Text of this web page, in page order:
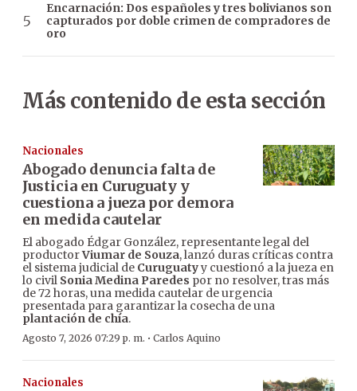
Encarnación: Dos españoles y tres bolivianos son
capturados por doble crimen de compradores de
oro
Más contenido de esta sección
Nacionales
Abogado denuncia falta de
Justicia en Curuguaty y
cuestiona a jueza por demora
en medida cautelar
El abogado Édgar González, representante legal del
productorViumar de Souza, lanzó duras críticas contra
el sistema judicial de Curuguatyy cuestionó a la jueza en
lo civil Sonia Medina Paredes por no resolver, tras más
de 72 horas, una medida cautelar de urgencia
presentada para garantizar la cosecha de una
plantación de chía.
Agosto 7, 2026 07:29 p. m. · Carlos Aquino
Nacionales